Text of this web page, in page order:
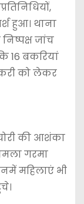
हुआ। थाना
जांच
16 बकरियां
को लेकर
की आशंका
गरमा
महिलाएं भी